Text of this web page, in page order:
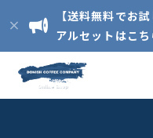
【送料無料でお
アルセットはこち